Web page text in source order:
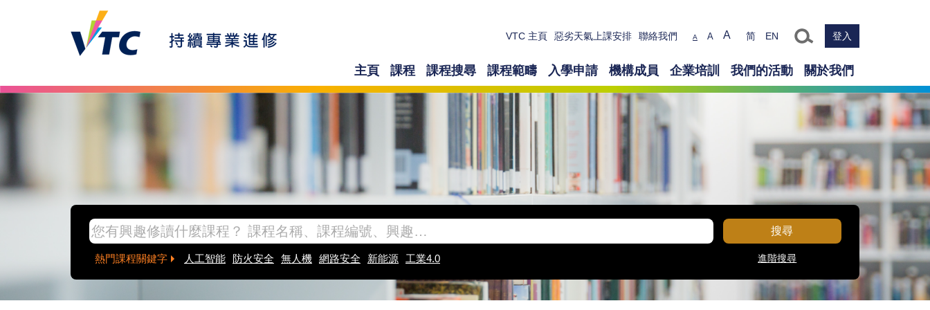
Skip to main content
VTC 主頁 惡劣天氣上課安排 聯絡我們
Text size
A A A 简 EN 登入
主頁 課程 課程搜尋 課程範疇 入學申請 機構成員 企業培訓 我們的活動 關於我們
搜尋
熱門課程關鍵字 人工智能 防火安全 無人機 網路安全 新能源 工業4.0 進階搜尋